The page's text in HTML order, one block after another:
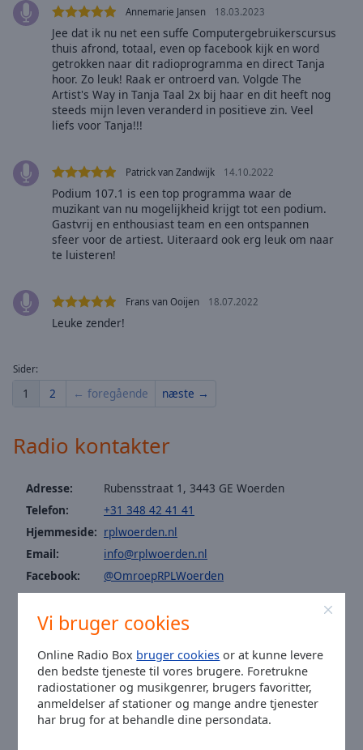
Vi bruger cookies
Online Radio Box bruger cookies or at kunne levere
den bedste tjeneste til vores brugere. Foretrukne
radiostationer og musikgenrer, brugers favoritter,
anmeldelser af stationer og mange andre tjenester
har brug for at behandle dine persondata.
will
cancel
Caption
Area
Font
Text
Family
Annemarie Jansen 18.03.2023
Jee dat ik nu net een suffe Computergebruikerscursus
thuis afrond, totaal, even op facebook kijk en word
getrokken naar dit radioprogramma en direct Tanja
hoor. Zo leuk! Raak er ontroerd van. Volgde The
Artist's Way in Tanja Taal 2x bij haar en dit heeft nog
steeds mijn leven veranderd in positieve zin. Veel
liefs voor Tanja!!!
Patrick van Zandwijk 14.10.2022
Podium 107.1 is een top programma waar de
muzikant van nu mogelijkheid krijgt tot een podium.
Gastvrij en enthousiast team en een ontspannen
sfeer voor de artiest. Uiteraard ook erg leuk om naar
te luisteren!
Frans van Ooijen 18.07.2022
Leuke zender!
Sider:
1 2 ← foregående næste →
Radio kontakter
Adresse:
Rubensstraat 1, 3443 GE Woerden
Telefon:
+31 348 42 41 41
Hjemmeside: rplwoerden.nl
Email:
info@rplwoerden.nl
Facebook:
@OmroepRPLWoerden
Twitter:
@RPLwoerden
Youtube:
@RPLTVwoerden
Nieuws:nieuws@rplwoerden.nl
Agenda:agenda@rplwoerden.nl
Klokken i Woerden:08:38,08.07.2026